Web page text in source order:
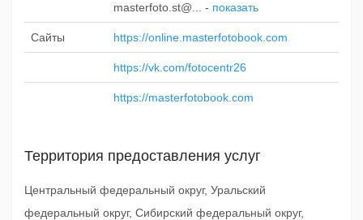
masterfoto.st@... - показать
Сайты https://online.masterfotobook.com
https://vk.com/fotocentr26
https://masterfotobook.com
Территория предоставления услуг
Центральный федеральный округ, Уральский
федеральный округ, Сибирский федеральный округ,